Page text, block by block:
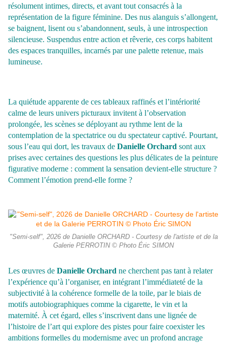
résolument intimes, directs, et avant tout consacrés à la
représentation de la figure féminine. Des nus alanguis s’allongent,
se baignent, lisent ou s’abandonnent, seuls, à une introspection
silencieuse. Suspendus entre action et rêverie, ces corps habitent
des espaces tranquilles, incarnés par une palette retenue, mais
lumineuse.
La quiétude apparente de ces tableaux raffinés et l’intériorité
calme de leurs univers picturaux invitent à l’observation
prolongée, les scènes se déployant au rythme lent de la
contemplation de la spectatrice ou du spectateur captivé. Pourtant,
sous l’eau qui dort, les travaux de Danielle Orchard sont aux
prises avec certaines des questions les plus délicates de la peinture
figurative moderne : comment la sensation devient-elle structure ?
Comment l’émotion prend-elle forme ?
"Semi-self", 2026 de Danielle ORCHARD - Courtesy de l'artiste et de la
Galerie PERROTIN © Photo Éric SIMON
Les œuvres de Danielle Orchard ne cherchent pas tant à relater
l’expérience qu’à l’organiser, en intégrant l’immédiateté de la
subjectivité à la cohérence formelle de la toile, par le biais de
motifs autobiographiques comme la cigarette, le vin et la
maternité. À cet égard, elles s’inscrivent dans une lignée de
l’histoire de l’art qui explore des pistes pour faire coexister les
ambitions formelles du modernisme avec un profond ancrage